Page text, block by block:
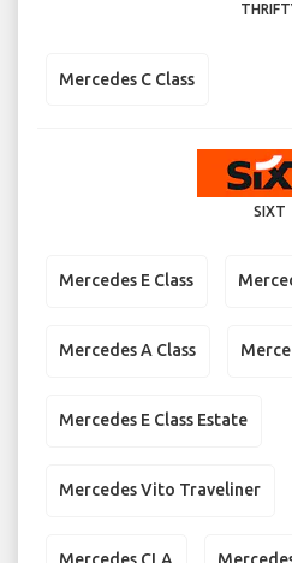
Mercedes C Class
SIXT
Mercedes E Class
Mercedes A Class
Mercedes E Class Estate
Mercedes Vito Traveliner